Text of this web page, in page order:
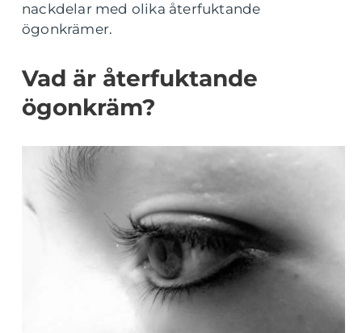
nackdelar med olika återfuktande
ögonkrämer.
Vad är återfuktande
ögonkräm?